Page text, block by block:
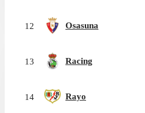
12 Osasuna
13 Racing
14 Rayo